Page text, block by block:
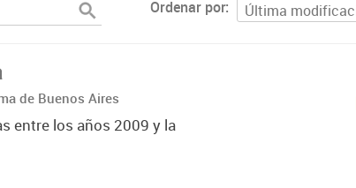
Ordenar por
de Buenos Aires
entre los años 2009 y la